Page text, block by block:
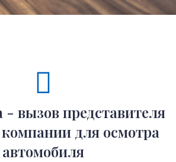
- вызов представителя
компании для осмотра
автомобиля